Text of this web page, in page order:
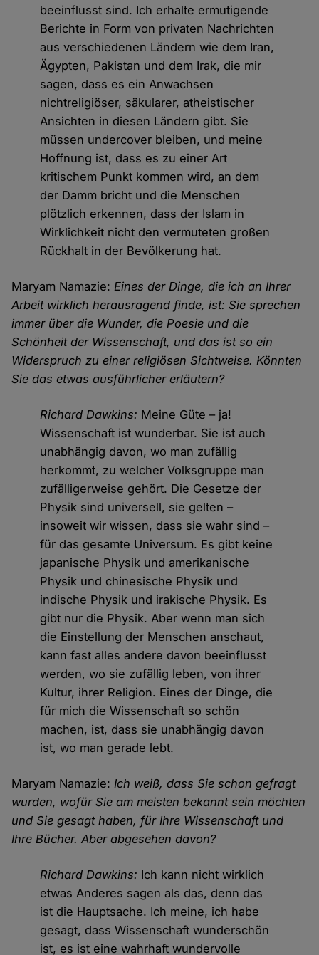
beeinflusst sind. Ich erhalte ermutigende
Berichte in Form von privaten Nachrichten
aus verschiedenen Ländern wie dem Iran,
Ägypten, Pakistan und dem Irak, die mir
sagen, dass es ein Anwachsen
nichtreligiöser, säkularer, atheistischer
Ansichten in diesen Ländern gibt. Sie
müssen undercover bleiben, und meine
Hoffnung ist, dass es zu einer Art
kritischem Punkt kommen wird, an dem
der Damm bricht und die Menschen
plötzlich erkennen, dass der Islam in
Wirklichkeit nicht den vermuteten großen
Rückhalt in der Bevölkerung hat.
Maryam Namazie:Eines der Dinge, die ich an Ihrer
Arbeit wirklich herausragend finde, ist: Sie sprechen
immer über die Wunder, die Poesie und die
Schönheit der Wissenschaft, und das ist so ein
Widerspruch zu einer religiösen Sichtweise. Könnten
Sie das etwas ausführlicher erläutern?
Richard Dawkins: Meine Güte – ja!
Wissenschaft ist wunderbar. Sie ist auch
unabhängig davon, wo man zufällig
herkommt, zu welcher Volksgruppe man
zufälligerweise gehört. Die Gesetze der
Physik sind universell, sie gelten –
insoweit wir wissen, dass sie wahr sind –
für das gesamte Universum. Es gibt keine
japanische Physik und amerikanische
Physik und chinesische Physik und
indische Physik und irakische Physik. Es
gibt nur die Physik. Aber wenn man sich
die Einstellung der Menschen anschaut,
kann fast alles andere davon beeinflusst
werden, wo sie zufällig leben, von ihrer
Kultur, ihrer Religion. Eines der Dinge, die
für mich die Wissenschaft so schön
machen, ist, dass sie unabhängig davon
ist, wo man gerade lebt.
Maryam Namazie:Ich weiß, dass Sie schon gefragt
wurden, wofür Sie am meisten bekannt sein möchten
und Sie gesagt haben, für Ihre Wissenschaft und
Ihre Bücher. Aber abgesehen davon?
Richard Dawkins: Ich kann nicht wirklich
etwas Anderes sagen als das, denn das
ist die Hauptsache. Ich meine, ich habe
gesagt, dass Wissenschaft wunderschön
ist, es ist eine wahrhaft wundervolle